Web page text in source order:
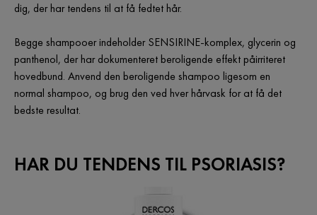
dig, der har tendens til at få fedtet hår.
Begge shampooer indeholder SENSIRINE-komplex, glycerin og
panthenol, der har dokumenteret beroligende effekt påirriteret
hovedbund. Anvend den beroligende shampoo ligesom en
normal shampoo, og brug den ved hver hårvask for at få det
bedste resultat.
HAR DU TENDENS TIL PSORIASIS?